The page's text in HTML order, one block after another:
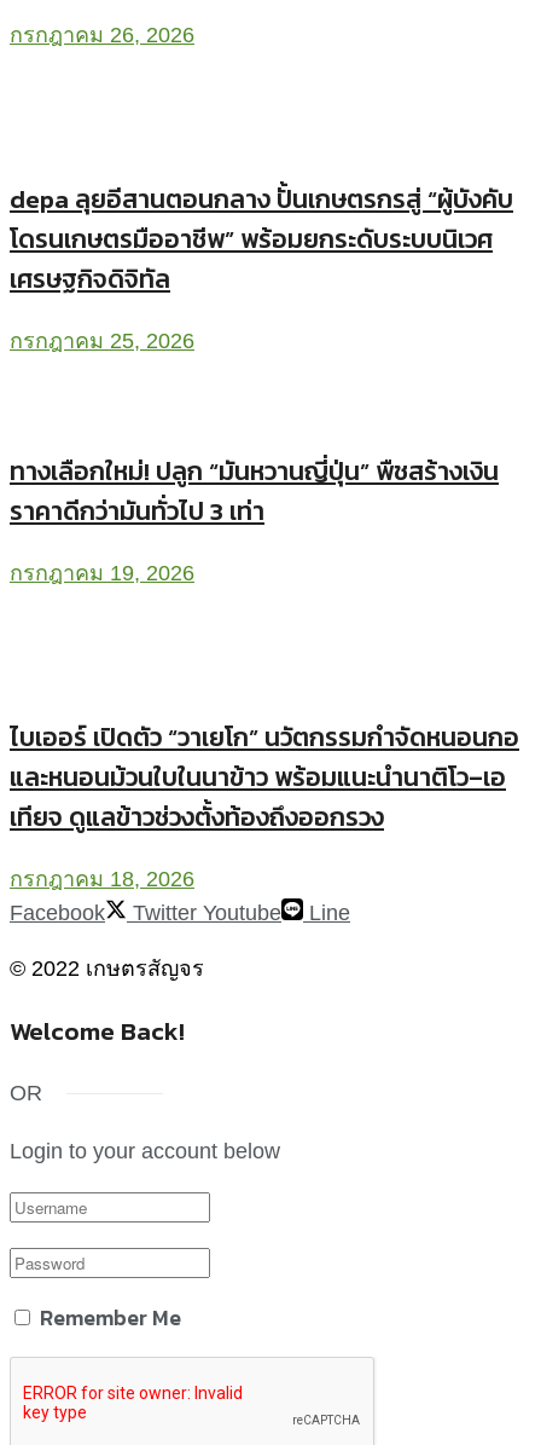
กรกฎาคม 26, 2026
depa ลุยอีสานตอนกลาง ปั้นเกษตรกรสู่ “ผู้บังคับ
โดรนเกษตรมืออาชีพ” พร้อมยกระดับระบบนิเวศ
เศรษฐกิจดิจิทัล
กรกฎาคม 25, 2026
ทางเลือกใหม่! ปลูก “มันหวานญี่ปุ่น” พืชสร้างเงิน
ราคาดีกว่ามันทั่วไป 3 เท่า
กรกฎาคม 19, 2026
ไบเออร์ เปิดตัว “วาเยโก” นวัตกรรมกำจัดหนอนกอ
และหนอนม้วนใบในนาข้าว พร้อมแนะนำนาติโว–เอ
เทียจ ดูแลข้าวช่วงตั้งท้องถึงออกรวง
กรกฎาคม 18, 2026
Facebook
Twitter Youtube Line
© 2022 เกษตรสัญจร
Welcome Back!
OR
Login to your account below
Remember Me